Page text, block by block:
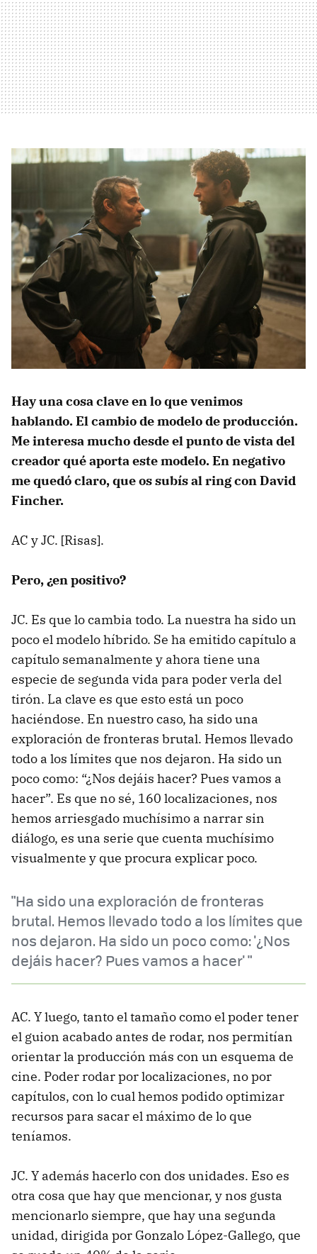
Hay una cosa clave en lo que venimos
hablando. El cambio de modelo de producción.
Me interesa mucho desde el punto de vista del
creador qué aporta este modelo. En negativo
me quedó claro, que os subís al ring con David
Fincher.
AC y JC. [Risas].
Pero, ¿en positivo?
JC. Es que lo cambia todo. La nuestra ha sido un
poco el modelo híbrido. Se ha emitido capítulo a
capítulo semanalmente y ahora tiene una
especie de segunda vida para poder verla del
tirón. La clave es que esto está un poco
haciéndose. En nuestro caso, ha sido una
exploración de fronteras brutal. Hemos llevado
todo a los límites que nos dejaron. Ha sido un
poco como: “¿Nos dejáis hacer? Pues vamos a
hacer”. Es que no sé, 160 localizaciones, nos
hemos arriesgado muchísimo a narrar sin
diálogo, es una serie que cuenta muchísimo
visualmente y que procura explicar poco.
"Ha sido una exploración de fronteras
brutal. Hemos llevado todo a los límites que
nos dejaron. Ha sido un poco como: '¿Nos
dejáis hacer? Pues vamos a hacer' "
AC. Y luego, tanto el tamaño como el poder tener
el guion acabado antes de rodar, nos permitían
orientar la producción más con un esquema de
cine. Poder rodar por localizaciones, no por
capítulos, con lo cual hemos podido optimizar
recursos para sacar el máximo de lo que
teníamos.
JC. Y además hacerlo con dos unidades. Eso es
otra cosa que hay que mencionar, y nos gusta
mencionarlo siempre, que hay una segunda
unidad, dirigida por Gonzalo López-Gallego, que